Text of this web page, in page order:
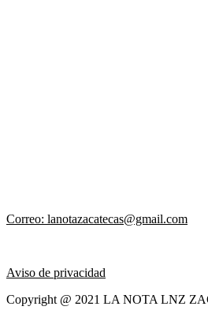
Correo: lanotazacatecas@gmail.com
Aviso de privacidad
Copyright @ 2021 LA NOTA LNZ